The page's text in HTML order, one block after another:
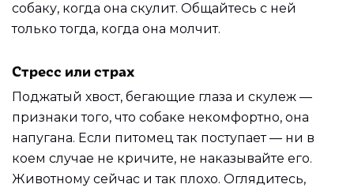
собаку, когда она скулит. Общайтесь с ней
только тогда, когда она молчит.
Стресс или страх
Поджатый хвост, бегающие глаза и скулеж —
признаки того, что собаке некомфортно, она
напугана. Если питомец так поступает — ни в
коем случае не кричите, не наказывайте его.
Животному сейчас и так плохо. Оглядитесь,